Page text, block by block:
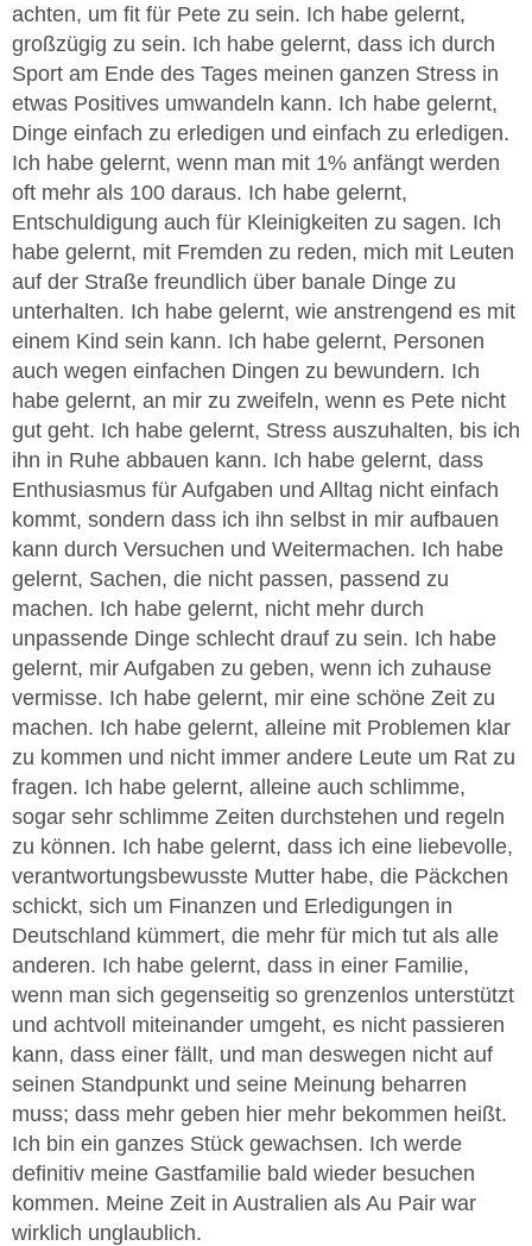
achten, um fit für Pete zu sein. Ich habe gelernt,
großzügig zu sein. Ich habe gelernt, dass ich durch
Sport am Ende des Tages meinen ganzen Stress in
etwas Positives umwandeln kann. Ich habe gelernt,
Dinge einfach zu erledigen und einfach zu erledigen.
Ich habe gelernt, wenn man mit 1% anfängt werden
oft mehr als 100 daraus. Ich habe gelernt,
Entschuldigung auch für Kleinigkeiten zu sagen. Ich
habe gelernt, mit Fremden zu reden, mich mit Leuten
auf der Straße freundlich über banale Dinge zu
unterhalten. Ich habe gelernt, wie anstrengend es mit
einem Kind sein kann. Ich habe gelernt, Personen
auch wegen einfachen Dingen zu bewundern. Ich
habe gelernt, an mir zu zweifeln, wenn es Pete nicht
gut geht. Ich habe gelernt, Stress auszuhalten, bis ich
ihn in Ruhe abbauen kann. Ich habe gelernt, dass
Enthusiasmus für Aufgaben und Alltag nicht einfach
kommt, sondern dass ich ihn selbst in mir aufbauen
kann durch Versuchen und Weitermachen. Ich habe
gelernt, Sachen, die nicht passen, passend zu
machen. Ich habe gelernt, nicht mehr durch
unpassende Dinge schlecht drauf zu sein. Ich habe
gelernt, mir Aufgaben zu geben, wenn ich zuhause
vermisse. Ich habe gelernt, mir eine schöne Zeit zu
machen. Ich habe gelernt, alleine mit Problemen klar
zu kommen und nicht immer andere Leute um Rat zu
fragen. Ich habe gelernt, alleine auch schlimme,
sogar sehr schlimme Zeiten durchstehen und regeln
zu können. Ich habe gelernt, dass ich eine liebevolle,
verantwortungsbewusste Mutter habe, die Päckchen
schickt, sich um Finanzen und Erledigungen in
Deutschland kümmert, die mehr für mich tut als alle
anderen. Ich habe gelernt, dass in einer Familie,
wenn man sich gegenseitig so grenzenlos unterstützt
und achtvoll miteinander umgeht, es nicht passieren
kann, dass einer fällt, und man deswegen nicht auf
seinen Standpunkt und seine Meinung beharren
muss; dass mehr geben hier mehr bekommen heißt.
Ich bin ein ganzes Stück gewachsen. Ich werde
definitiv meine Gastfamilie bald wieder besuchen
kommen. Meine Zeit in Australien als Au Pair war
wirklich unglaublich.